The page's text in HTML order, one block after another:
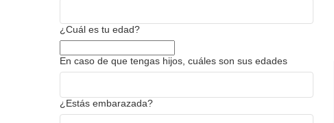
¿Cuál es tu edad?
En caso de que tengas hijos, cuáles son sus edades
¿Estás embarazada?